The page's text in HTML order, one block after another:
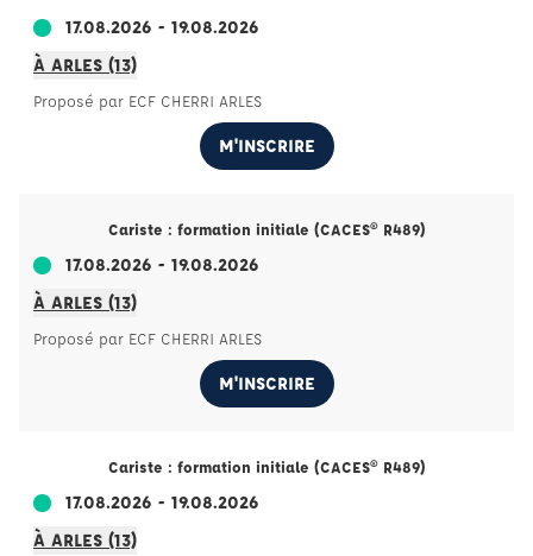
17.08.2026 - 19.08.2026
À ARLES (13)
Proposé par ECF CHERRI ARLES
M'INSCRIRE
Cariste : formation initiale (CACES® R489)
17.08.2026 - 19.08.2026
À ARLES (13)
Proposé par ECF CHERRI ARLES
M'INSCRIRE
Cariste : formation initiale (CACES® R489)
17.08.2026 - 19.08.2026
À ARLES (13)